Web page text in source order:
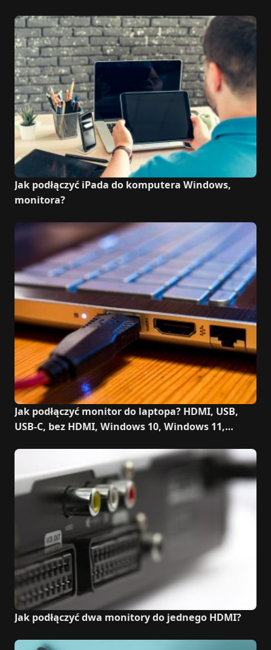
Jak podłączyć iPada do komputera Windows,
monitora?
Jak podłączyć monitor do laptopa? HDMI, USB,
USB-C, bez HDMI, Windows 10, Windows 11,
Jak podłączyć dwa monitory do jednego HDMI?